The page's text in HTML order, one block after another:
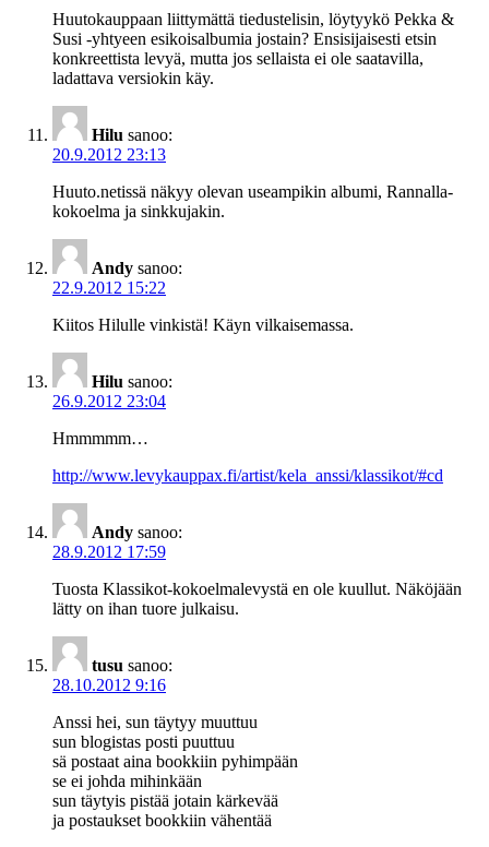
Huutokauppaan liittymättä tiedustelisin, löytyykö Pekka &
Susi -yhtyeen esikoisalbumia jostain? Ensisijaisesti etsin
konkreettista levyä, mutta jos sellaista ei ole saatavilla,
ladattava versiokin käy.
Hilu sanoo:
20.9.2012 23:13
Huuto.netissä näkyy olevan useampikin albumi, Rannalla-
kokoelma ja sinkkujakin.
Andy sanoo:
22.9.2012 15:22
Kiitos Hilulle vinkistä! Käyn vilkaisemassa.
Hilu sanoo:
26.9.2012 23:04
Hmmmmm…
http://www.levykauppax.fi/artist/kela_anssi/klassikot/#cd
Andy sanoo:
28.9.2012 17:59
Tuosta Klassikot-kokoelmalevystä en ole kuullut. Näköjään
lätty on ihan tuore julkaisu.
tusu sanoo:
28.10.2012 9:16
Anssi hei, sun täytyy muuttuu
sun blogistas posti puuttuu
sä postaat aina bookkiin pyhimpään
se ei johda mihinkään
sun täytyis pistää jotain kärkevää
ja postaukset bookkiin vähentää